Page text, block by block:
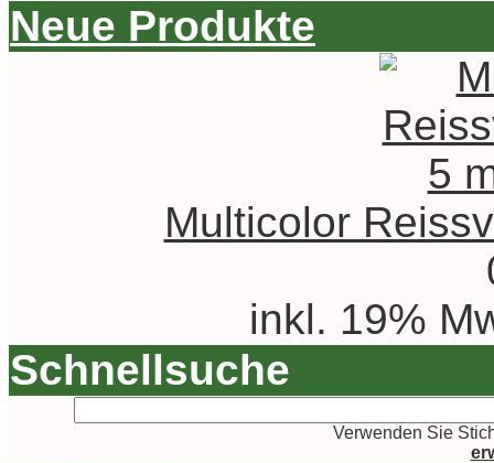
Neue Produkte
Multicolor
inkl. 19%
Schnellsuche
Verwenden Sie